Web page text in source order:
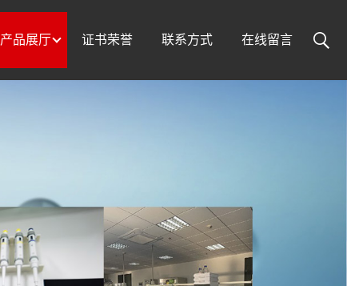
产品展厅 证书荣誉 联系方式 在线留言